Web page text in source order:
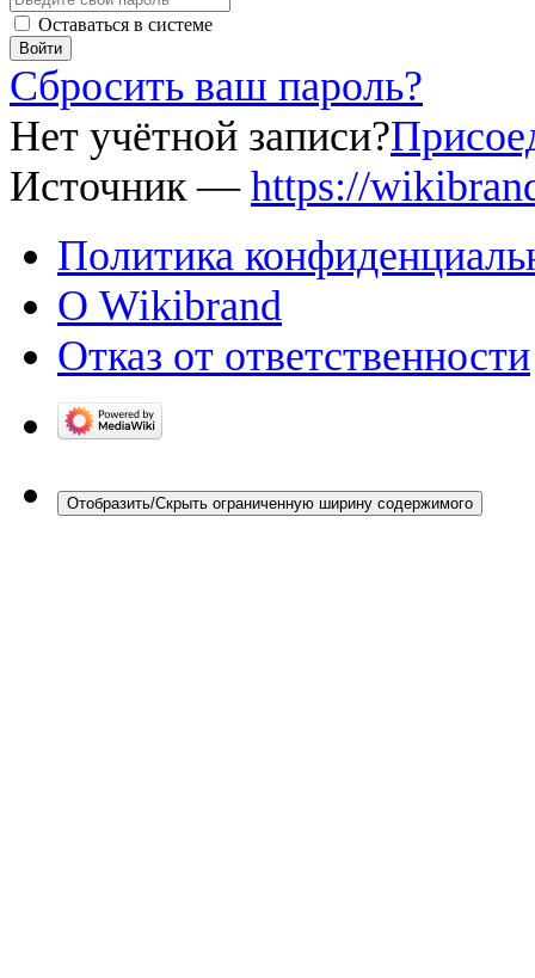
Оставаться в системе
Войти
Сбросить ваш пароль?
Нет учётной записи?
Источник — https://
Политика
О Wikibrand
Отказ от ответственности
Отобразить/Скрыть ограниченную ширину содержимого